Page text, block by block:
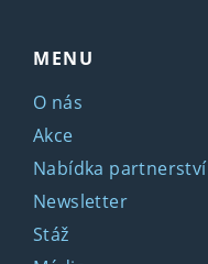
MENU
O nás
Akce
Nabídka partnerství
Newsletter
Stáž